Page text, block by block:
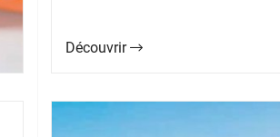
Découvrir